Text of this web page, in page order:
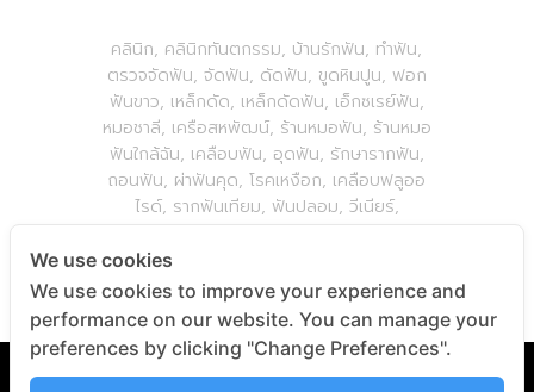
คลินิก, คลินิกทันตกรรม, บ้านรักฟัน, ทำฟัน,
ตรวจจัดฟัน, จัดฟัน, ดัดฟัน, ขูดหินปูน, ฟอก
ฟันขาว, เหล็กดัด, เหล็กดัดฟัน, เอ็กซเรย์ฟัน,
หมอชาลี, เครือสหพัฒน์, ร้านหมอฟัน, ร้านหมอ
ฟันใกล้ฉัน, เคลือบฟัน, อุดฟัน, รักษารากฟัน,
ถอนฟัน, ผ่าฟันคุด, โรคเหงือก, เคลือบฟลูออ
ไรด์, รากฟันเทียม, ฟันปลอม, วีเนียร์,
We use cookies
We use cookies to improve your experience and
performance on our website. You can manage your
preferences by clicking "Change Preferences".